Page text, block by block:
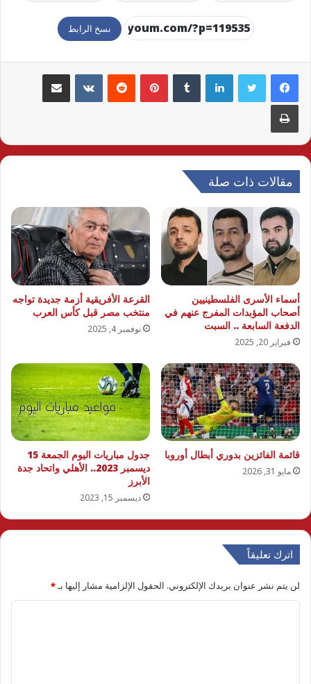
نسخ الرابط
لينكدإن بينتيريست مشاركة عبر البريد
طباعة
مقالات ذات صلة
أسماء الأسرى الفلسطينيين
أصحاب المؤبدات المفرج عنهم في
الدفعة السابعة .. السبت
فبراير 20, 2025
القرعة الأفريقية أزمة جديدة تواجه
منتخب مصر قبل كأس العرب
نوفمبر 4, 2025
قائمة الفائزين بدوري أبطال أوروبا
مايو 31, 2026
جدول مباريات اليوم الجمعة 15
ديسمبر 2023.. الأهلي واتحاد جدة
الأبرز
ديسمبر 15, 2023
اترك تعليقاً
لن يتم نشر عنوان بريدك الإلكتروني. الحقول الإلزامية مشار إليها بـ*